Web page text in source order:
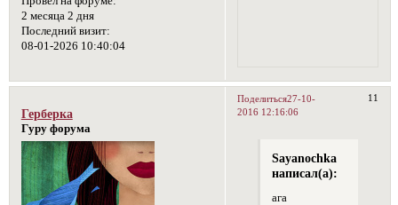
2 месяца 2 дня
Последний визит:
08-01-2026 10:40:04
Поделиться 11
27-10-
2016 12:16:06
Герберка
Гуру форума
Sayanochka
написал(а):
ага